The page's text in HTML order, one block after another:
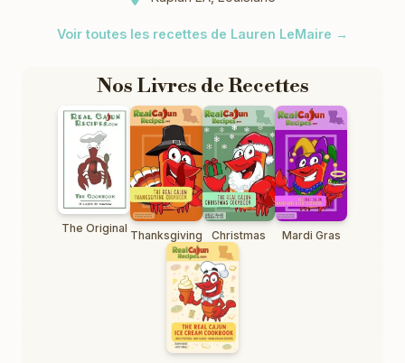
Voir toutes les recettes de Lauren LeMaire →
Nos Livres de Recettes
The Original Thanksgiving Christmas Mardi Gras